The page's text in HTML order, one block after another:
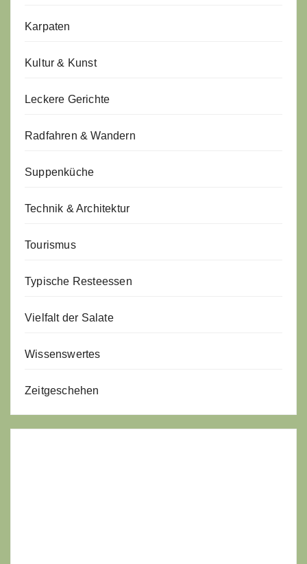
Karpaten
Kultur & Kunst
Leckere Gerichte
Radfahren & Wandern
Suppenküche
Technik & Architektur
Tourismus
Typische Resteessen
Vielfalt der Salate
Wissenswertes
Zeitgeschehen